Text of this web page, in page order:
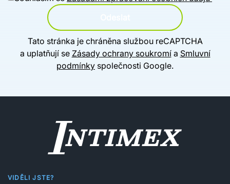
Tato stránka je chráněna službou reCAPTCHA
a uplatňují se Zásady ochrany soukromía Smluvní
podmínky společnosti Google.
VIDĚLI JSTE?